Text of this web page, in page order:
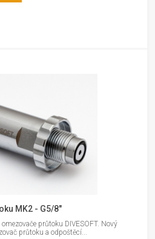
MK2 - G5/8"
průtoku DIVESOFT. Nový
průtoku a odpoštěcí...